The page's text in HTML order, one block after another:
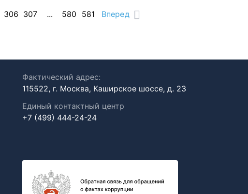
306 307 ... 580 581 Вперед
Фактический адрес:
115522, г. Москва, Каширское шоссе, д. 23
Единый контактный центр
+7 (499) 444-24-24